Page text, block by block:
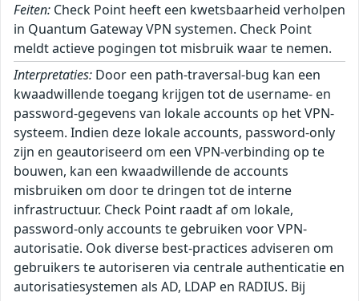
Feiten: Check Point heeft een kwetsbaarheid verholpen
in Quantum Gateway VPN systemen. Check Point
meldt actieve pogingen tot misbruik waar te nemen.
Interpretaties: Door een path-traversal-bug kan een
kwaadwillende toegang krijgen tot de username- en
password-gegevens van lokale accounts op het VPN-
systeem. Indien deze lokale accounts, password-only
zijn en geautoriseerd om een VPN-verbinding op te
bouwen, kan een kwaadwillende de accounts
misbruiken om door te dringen tot de interne
infrastructuur. Check Point raadt af om lokale,
password-only accounts te gebruiken voor VPN-
autorisatie. Ook diverse best-practices adviseren om
gebruikers te autoriseren via centrale authenticatie en
autorisatiesystemen als AD, LDAP en RADIUS. Bij